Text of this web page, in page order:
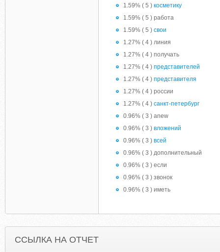
1.59% ( 5 ) косметику
1.59% ( 5 ) работа
1.59% ( 5 ) свои
1.27% ( 4 ) линия
1.27% ( 4 ) получать
1.27% ( 4 ) представителей
1.27% ( 4 ) представителя
1.27% ( 4 ) россии
1.27% ( 4 ) санкт-петербург
0.96% ( 3 ) anew
0.96% ( 3 ) вложений
0.96% ( 3 ) всей
0.96% ( 3 ) дополнительный
0.96% ( 3 ) если
0.96% ( 3 ) звонок
0.96% ( 3 ) иметь
ССЫЛКА НА ОТЧЕТ